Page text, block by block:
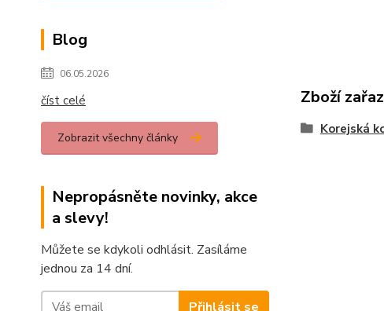
Blog
06.05.2026
číst celé
Zobrazit všechny články
Nepropásněte novinky, akce
a slevy!
Můžete se kdykoli odhlásit. Zasíláme
jednou za 14 dní.
Přihlásit se
Zboží
Korejská